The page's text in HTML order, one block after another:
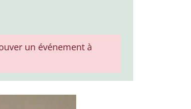
un événement à